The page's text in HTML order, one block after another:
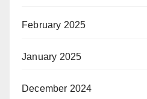
February 2025
January 2025
December 2024